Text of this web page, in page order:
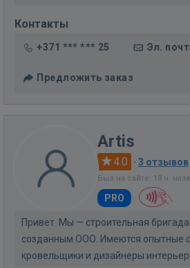
Контакты
+371 *** *** 25 Эл.
Предложить заказ
Artis
4.0 · 3 отзывов
Был на сайте: 18 ч.
PRO
Привет. Мы — строительная
созданным ООО. Имеются опытные
кровельщики и дизайнеры